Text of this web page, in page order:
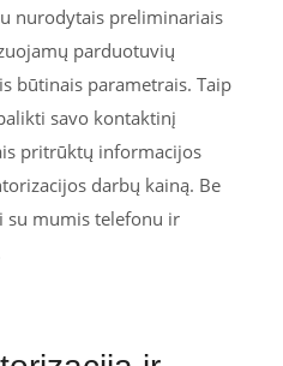
nurodytais preliminariais
parduotuvių
būtinais parametrais. Taip
savo kontaktinį
pritrūktų informacijos
darbų kainą. Be
su mumis telefonu ir